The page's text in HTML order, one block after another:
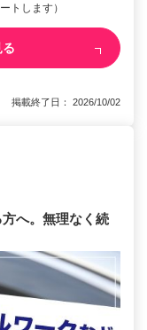
トします）
掲載終了日： 2026/10/02
へ。無理なく続